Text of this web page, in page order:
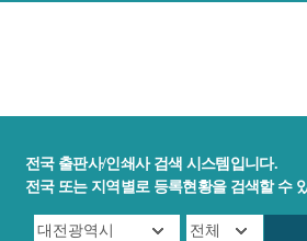
전국 출판사/인쇄사 검색 시스템입니다.
전국 또는 지역별로 등록현황을 검색할 수